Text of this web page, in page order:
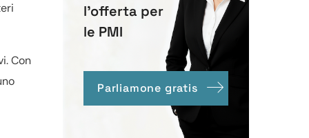
Con
l'offerta per
le PMI
Parliamone gratis